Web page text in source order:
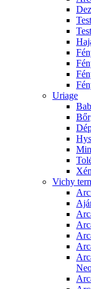
Uriage
Vichy